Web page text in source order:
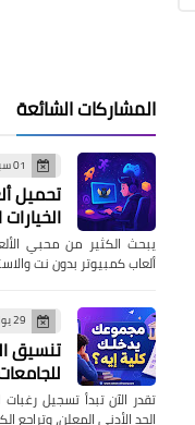
المشاركات الشائعة
01 سبتمبر 2025
تحميل
يبحث الكثير من محبي
ألعاب كمبيوتر بدون نت
29 يوليو 2026
تقدر الآن تبدأ تسجيل
الحد الأدنى المعلن،